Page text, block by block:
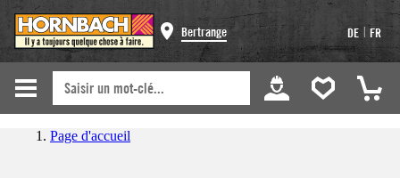
Bertrange DE | FR
Page d'accueil